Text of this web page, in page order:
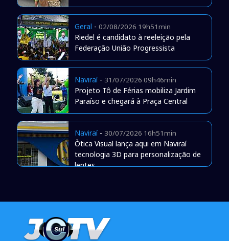
Geral - 02/08/2026 19h51min
Riedel é candidato à reeleição pela
Federação União Progressista
Naviraí- 31/07/2026 09h46min
Projeto Tô de Férias mobiliza Jardim
Paraíso e chegará à Praça Central
Naviraí- 30/07/2026 16h51min
Òtica Visual lança aqui em Naviraí
tecnologia 3D para personalização de
lentes